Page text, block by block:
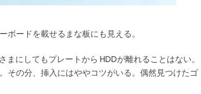
ボードを載せるまな板にも見える。
にしてもプレートから HDDが離れることはない。
その分、挿入にはややコツがいる。偶然見つけたゴ